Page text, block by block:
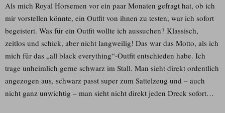
Als mich Royal Horsemen vor ein paar Monaten gefragt hat, ob ich
mir vorstellen könnte, ein Outfit von ihnen zu testen, war ich sofort
begeistert. Was für ein Outfit wollte ich aussuchen? Klassisch,
zeitlos und schick, aber nicht langweilig! Das war das Motto, als ich
mich für das „all black everything“-Outfit entschieden habe. Ich
trage unheimlich gerne schwarz im Stall. Man sieht direkt ordentlich
angezogen aus, schwarz passt super zum Sattelzeug und – auch
nicht ganz unwichtig – man sieht nicht direkt jeden Dreck sofort…